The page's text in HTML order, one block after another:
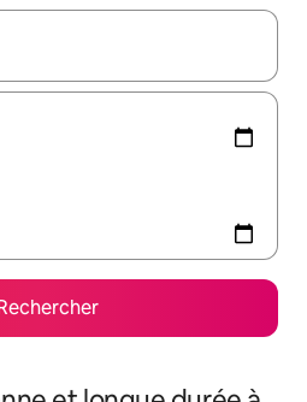
utilisez les flèches vers le